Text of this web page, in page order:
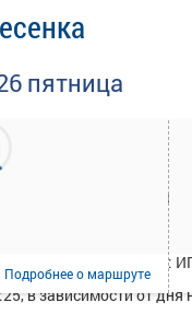
пятница
Подробнеео маршруте
билет онлайн на
перевозчики:
в зависимости от дня